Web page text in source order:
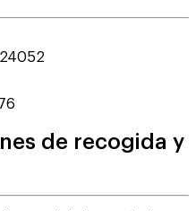
24052
de recogida y